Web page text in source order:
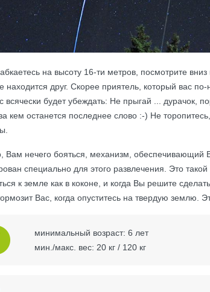
на высоту 16-ти метров, посмотрите
находится друг. Скорее приятель, который вас
всячески будет убеждать: Не прыгай ... дурачок,
кем останется последнее слово :-) Не
Вам нечего бояться, механизм, обеспечивающий
специально для этого развлечения. Это
к земле как в коконе, и когда Вы решите
Вас, когда опуститесь на твердую землю.
минимальный возраст: 6 лет
мин./макс. вес: 20 кг / 120 кг